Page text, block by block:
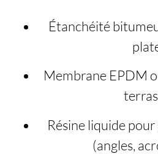
Étanchéité
Membrane EPDM
Résine liquide
(angles,